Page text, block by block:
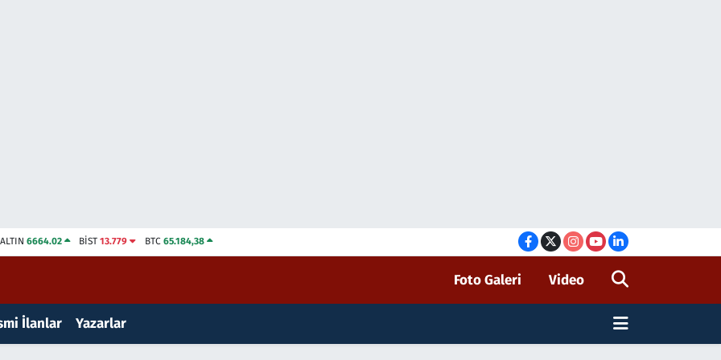
ALTIN 6664.02 BİST13.779 BTC 65.184,38
Foto Galeri Video
İlanlar Yazarlar